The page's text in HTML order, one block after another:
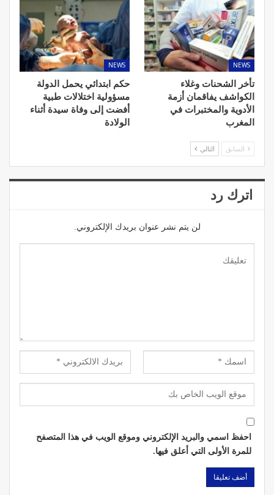
NEWS
تأخر الشحنات وغلاء
الكواشف يفاقمان أزمة
الأدوية والمختبرات في
المغرب
NEWS
حكم ابتدائي يحمل الدولة
مسؤولية اختلالات طبية
أفضت إلى وفاة سيدة أثناء
الولادة
السابق التالي
اترك رد
لن يتم نشر عنوان بريدك الإلكتروني.
احفظ اسمي والبريد الإلكتروني وموقع الويب في هذا المتصفح
للمرة الأولى التي أعلق فيها.